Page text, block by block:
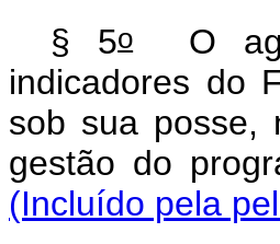
§ 5oO
indicadores do
sob sua posse,
gestão do
(Incluído pela